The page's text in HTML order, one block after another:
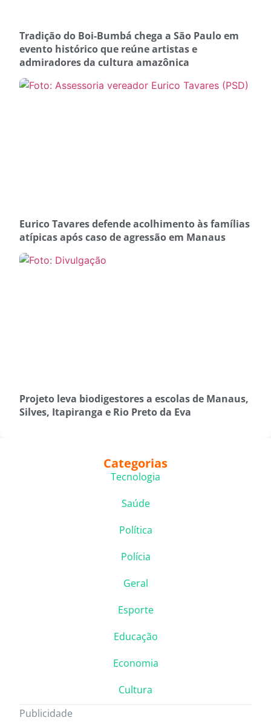
Tradição do Boi-Bumbá chega a São Paulo em
evento histórico que reúne artistas e
admiradores da cultura amazônica
Eurico Tavares defende acolhimento às famílias
atípicas após caso de agressão em Manaus
Projeto leva biodigestores a escolas de Manaus,
Silves, Itapiranga e Rio Preto da Eva
Categorias
Tecnologia
Saúde
Política
Polícia
Geral
Esporte
Educação
Economia
Cultura
Publicidade